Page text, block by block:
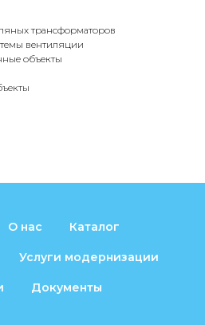
трансформаторов
вентиляции
объекты
О нас Каталог
Услуги модернизации
Документы